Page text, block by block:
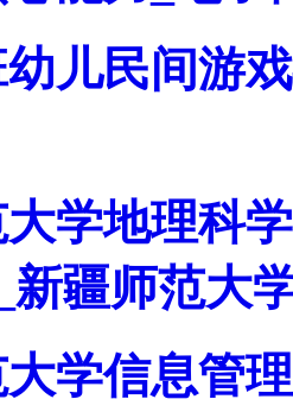
幼儿民间游
学地理科
新疆师范大
学信息管